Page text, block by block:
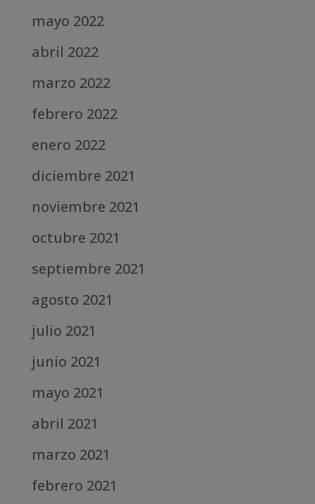
mayo 2022
abril 2022
marzo 2022
febrero 2022
enero 2022
diciembre 2021
noviembre 2021
octubre 2021
septiembre 2021
agosto 2021
julio 2021
junio 2021
mayo 2021
abril 2021
marzo 2021
febrero 2021